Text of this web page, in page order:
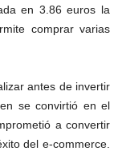
en 3.86 euros la
comprar varias
antes de invertir
se convirtió en el
a convertir
del e-commerce.